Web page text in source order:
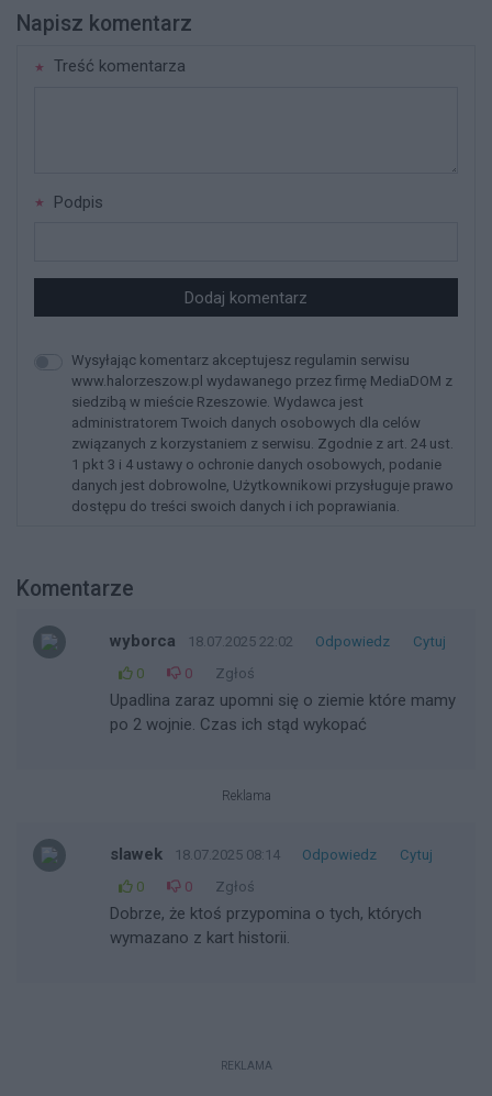
Napisz komentarz
Treść komentarza
Podpis
Dodaj komentarz
Wysyłając komentarz akceptujesz regulamin serwisu
www.halorzeszow.pl wydawanego przez firmę MediaDOM z
siedzibą w mieście Rzeszowie. Wydawca jest
administratorem Twoich danych osobowych dla celów
związanych z korzystaniem z serwisu. Zgodnie z art. 24 ust.
1 pkt 3 i 4 ustawy o ochronie danych osobowych, podanie
danych jest dobrowolne, Użytkownikowi przysługuje prawo
dostępu do treści swoich danych i ich poprawiania.
Komentarze
wyborca 18.07.2025 22:02 Odpowiedz
Cytuj
0
0 Zgłoś
Upadlina zaraz upomni się o ziemie które mamy
po 2 wojnie. Czas ich stąd wykopać
Reklama
slawek 18.07.2025 08:14 Odpowiedz
Cytuj
0
0 Zgłoś
Dobrze, że ktoś przypomina o tych, których
wymazano z kart historii.
REKLAMA